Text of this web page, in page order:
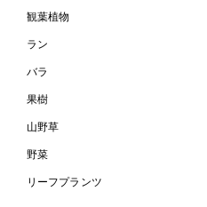
観葉植物
ラン
バラ
果樹
山野草
野菜
リーフプランツ